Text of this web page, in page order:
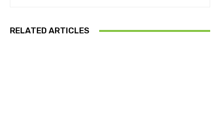
RELATED ARTICLES